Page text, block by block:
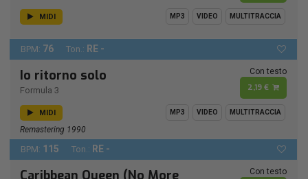
MIDI MP3 VIDEO MULTITRACCIA
BPM: 76 Ton.: RE -
Io ritorno solo
Formula 3
Con testo
2,19 €
MIDI MP3 VIDEO MULTITRACCIA
Remastering 1990
BPM: 115 Ton.: RE -
Con testo